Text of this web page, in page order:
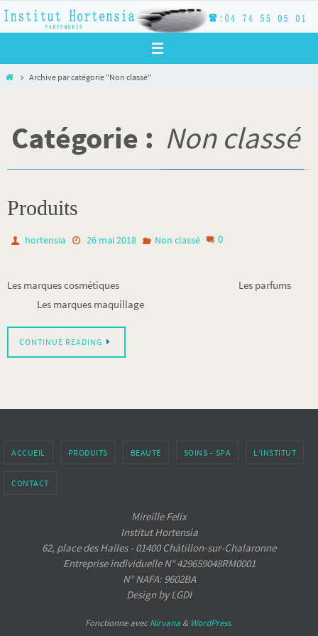
Passer
contenu
HomeArchive par catégorie "Non classé"
Catégorie : Non classé
Produits
hortensia 26 mai 2018 Non classé 0
Les marques cosmétiques Les parfums
Les marques maquillage
CONTINUE READING
ACCUEIL PRODUITS BEAUTÉ SOINS – SPA L’INSTITUT
CONTACT
Mireille Felix
Institut Hortensia
62, place des Halles - 01400 Châtillon-sur-Chalaronne
Entreprise individuelle N° 429659048RM0001
N° NAFA: 9602BA
Design by LGDI
Fonctionne avecNirvana & WordPress.